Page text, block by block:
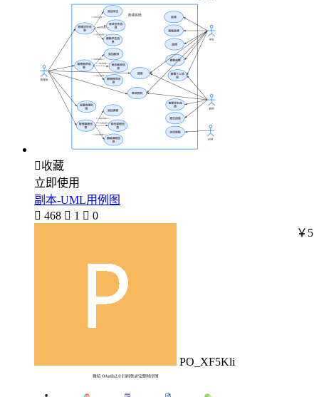
收藏
立即使用
副本-UML用例图
 468  1  0
PO_XF5Kli
￥5